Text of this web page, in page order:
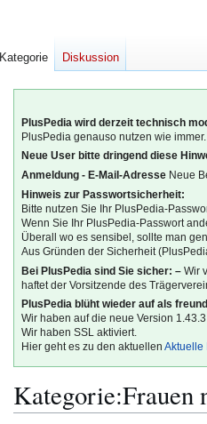
PlusPedia wird derzeit technisch
PlusPedia genauso nutzen wie immer.
Neue User bitte dringend diese
Anmeldung - E-Mail-Adresse Neue
Hinweis zur Passwortsicherheit:
Bitte nutzen Sie Ihr PlusPedia-
Wenn Sie Ihr PlusPedia-Passwort
Überall wo es sensibel, sollte man
Aus Gründen der Sicherheit
Bei PlusPedia sind Sie sicher: – Wir
haftet der Vorsitzende des
PlusPedia blüht wieder auf als
Wir haben auf die neue Version
Wir haben SSL aktiviert.
Hier geht es zu den aktuellenAktuelle
Kategorie:Frauen
Kategorie Diskussion